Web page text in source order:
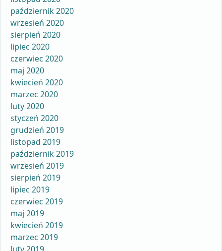
październik 2020
wrzesień 2020
sierpień 2020
lipiec 2020
czerwiec 2020
maj 2020
kwiecień 2020
marzec 2020
luty 2020
styczeń 2020
grudzień 2019
listopad 2019
październik 2019
wrzesień 2019
sierpień 2019
lipiec 2019
czerwiec 2019
maj 2019
kwiecień 2019
marzec 2019